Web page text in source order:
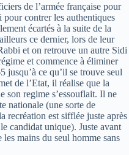
de l’armée française pour
pour contrer les authentiques
écartés à la suite de la
ce dernier, lors de leur
et on retrouve un autre Sidi
et commence à éliminer
jusqu’à ce qu’il se trouve seul
de l’Etat, il réalise que la
son regime s’essouflait. Il ne
nationale (une sorte de
recréation est sifflée juste après
candidat unique). Juste avant
mains du seul homme sans